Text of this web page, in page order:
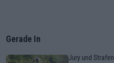
Gerade In
Jury und